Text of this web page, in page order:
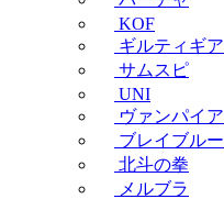
KOF
ギルティギア
サムスピ
UNI
ヴァンパイア
ブレイブルー
北斗の拳
メルブラ